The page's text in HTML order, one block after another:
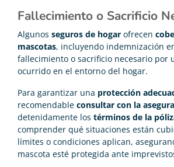
Fallecimiento o Sacrificio
Algunos seguros de hogar ofrecen
mascotas, incluyendo indemnización
fallecimiento o sacrificio necesario por
ocurrido en el entorno del hogar.
Para garantizar una protección
recomendable consultar con la
detenidamente los términos de la
comprender qué situaciones están
límites o condiciones aplican,
mascota esté protegida ante